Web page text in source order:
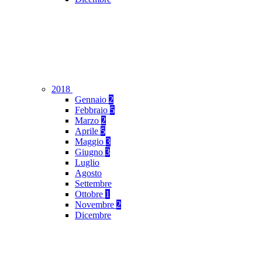
2018
Gennaio 2
Febbraio 5
Marzo 2
Aprile 5
Maggio 3
Giugno 3
Luglio
Agosto
Settembre
Ottobre 1
Novembre 2
Dicembre